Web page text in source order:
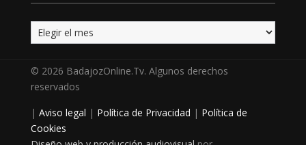
Archivo
© 2026 BadajozOnline.Tv. Algunos derechos
reservados
| Aviso legal | Política de Privacidad | Política de
Cookies